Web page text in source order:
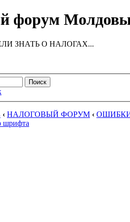
форум
ЗНАТЬ О НАЛОГАХ...
‹ НАЛОГОВЫЙ ФОРУМ ‹ ОШИБКИ.
шрифта